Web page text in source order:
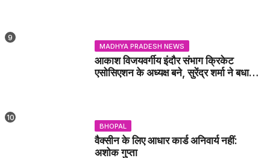
MADHYA PRADESH NEWS
आकाश विजयवर्गीय इंदौर संभाग क्रिकेट
एसोसिएशन के अध्यक्ष बने, सुरेंद्र शर्मा ने बधाई
BHOPAL
वैक्सीन के लिए आधार कार्ड अनिवार्य नहीं:
अशोक गुप्ता